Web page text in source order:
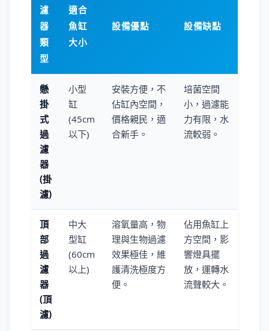
濾
器
類
型
適合
魚缸
大小
設備優點 設備缺點
懸
掛
式
過
濾
器
(掛
濾)
小型
缸
(45cm
以下)
安裝方便，不
佔缸內空間，
價格親民，適
合新手。
培菌空間
小，過濾能
力有限，水
流較弱。
頂
部
過
濾
器
(頂
濾)
中大
型缸
(60cm
以上)
溶氧量高，物
理與生物過濾
效果極佳，維
護清洗極度方
便。
佔用魚缸上
方空間，影
響燈具擺
放，運轉水
流聲較大。